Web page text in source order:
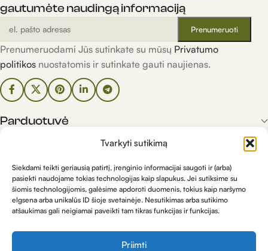
Tvarkyti sutikimą
Siekdami teikti geriausią patirtį, įrenginio informacijai saugoti ir (arba)
pasiekti naudojame tokias technologijas kaip slapukus. Jei sutiksime su
šiomis technologijomis, galėsime apdoroti duomenis, tokius kaip naršymo
elgsena arba unikalūs ID šioje svetainėje. Nesutikimas arba sutikimo
atšaukimas gali neigiamai paveikti tam tikras funkcijas ir funkcijas.
Priimti
gautumėte naudingą informaciją
Prenumeruodami Jūs sutinkate su mūsų Privatumo
politikos nuostatomis ir sutinkate gauti naujienas.
Parduotuvė
Kontaktai